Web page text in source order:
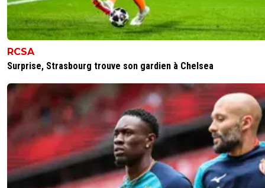
RCSA
Surprise, Strasbourg trouve son gardien à Chelsea